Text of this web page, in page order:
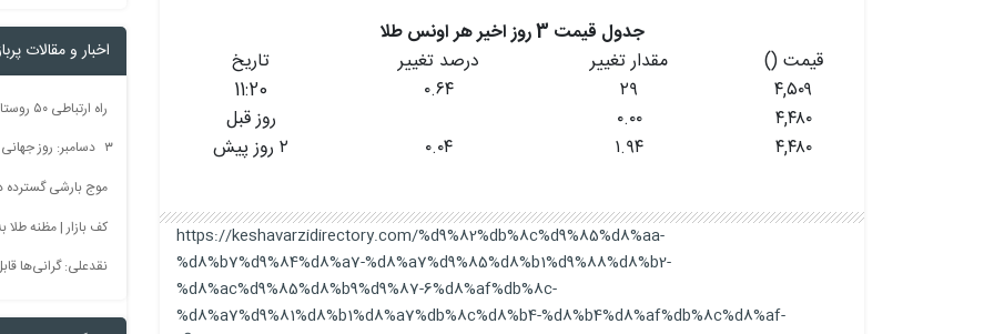
جدول قیمت 3 روز اخیر هر اونس طلا
قیمت ()
مقدار تغییر درصد تغییر
تاریخ
۴,۵۰۹
۲۹ ۰.۶۴
11:20
۴,۴۸۰
۰.۰۰
روز قبل
۴,۴۸۰
۱.۹۴ ۰.۰۴ ۲ روز پیش
https://keshavarzidirectory.com/%d9%82%db%8c%d9%85%d8%aa-
%d8%b7%d9%84%d8%a7-%d8%a7%d9%85%d8%b1%d9%88%d8%b2-
%d8%ac%d9%85%d8%b9%d9%87-6%d8%af%db%8c-
%d8%a7%d9%81%d8%b1%d8%a7%db%8c%d8%b4-%d8%b4%d8%af%db%8c%d8%af-
اخبار و مقالات
۳ دسامبر: روز جهانی بدون سم + فیلم
موج بارشی گسترده
کف بازار | مظنه طلا به 60
نقدعلی: گرانی‌ها